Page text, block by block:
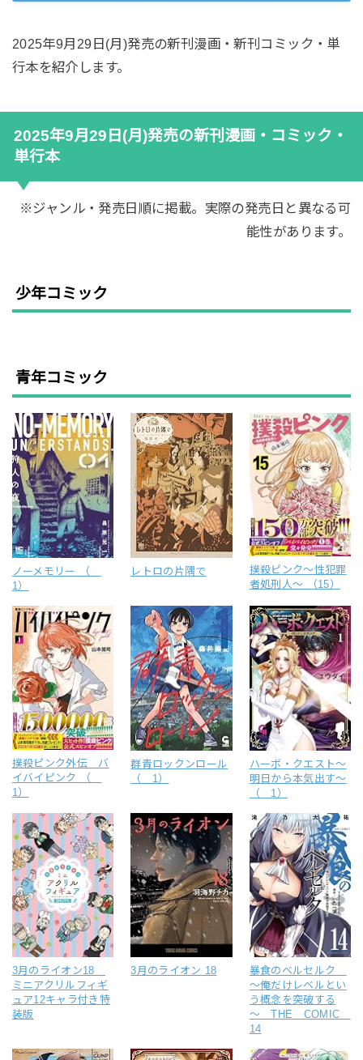
2025年9月29日(月)発売の新刊漫画・新刊コミック・単
行本を紹介します。
2025年9月29日(月)発売の新刊漫画・コミック・
単行本
※ジャンル・発売日順に掲載。実際の発売日と異なる可
能性があります。
少年コミック
青年コミック
ノーメモリー （
1）
レトロの片隅で
撲殺ピンク～性犯罪
者処刑人～ （15）
撲殺ピンク外伝 バ
イバイピンク （
1）
群青ロックンロール
（ 1）
ハーボ・クエスト～
明日から本気出す～
（ 1）
3月のライオン18
ミニアクリルフィギ
ュア12キャラ付き特
装版
3月のライオン 18
暴食のベルセルク
～俺だけレベルとい
う概念を突破する
～ THE COMIC
14